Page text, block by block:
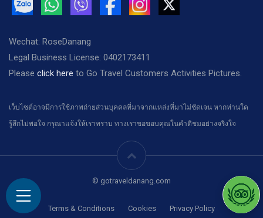
Wechat: RoseDanang
Legal Business License: 0402173411
Please click here to Go Travel Customers Activities Pictures.
เว็บไซต์อาจมีการใช้ภาพถ่ายส่วนบุคคลที่มาจากแหล่งที่มาไม่ชัดเจน หากท่านใด
รู้สึกไม่พอใจ กรุณาแจ้งให้เราทราบ ทางเราขอขอบคุณในคำติชมอย่างจริงใจ
© gotraveldanang.com
Terms & Conditions Cookies Privacy Policy